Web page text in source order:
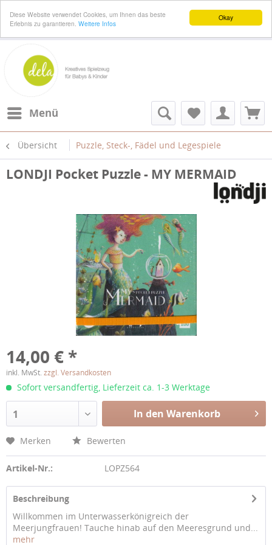
Okay
Diese Website verwendet Cookies, um Ihnen das beste
Erlebnis zu garantieren. Weitere Infos
Menü
Übersicht Puzzle, Steck-, Fädel und Legespiele
LONDJI Pocket Puzzle - MY MERMAID
14,00 € *
inkl. MwSt. zzgl. Versandkosten
Sofort versandfertig, Lieferzeit ca. 1-3 Werktage
1 In den Warenkorb
Merken Bewerten
Artikel-Nr.: LOPZ564
Beschreibung
Willkommen im Unterwasserkönigreich der
Meerjungfrauen! Tauche hinab auf den Meeresgrund und...
mehr